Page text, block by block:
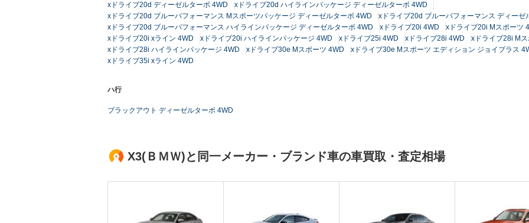
xドライブ20d ディーゼルターボ 4WD
xドライブ20d ハイラインパッケージ ディーゼルターボ 4WD
xドライブ20d ブルーパフォーマンス Mスポーツパッケージ ディーゼルターボ 4WD
xドライブ20d ブルーパフォーマンス ディーゼ
xドライブ20d ブルーパフォーマンス ハイラインパッケージ ディーゼルターボ 4WD
xドライブ20i 4WD xドライブ20i Mスポーツ
xドライブ20i xライン 4WD
xドライブ20i ハイラインパッケージ 4WD xドライブ25i 4WD xドライブ28i 4WD
xドライブ28i M
xドライブ28i ハイラインパッケージ 4WD
xドライブ30e Mスポーツ 4WD xドライブ30e Mスポーツ エディション ジョイプラス
xドライブ35i xライン 4WD
ハ行
ブラックアウト ディーゼルターボ 4WD
X3(ＢＭＷ)と同一メーカー・ブランド車の車買取・査定相場